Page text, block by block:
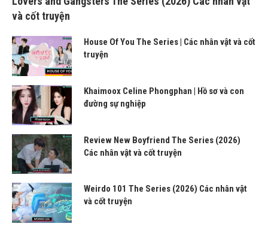
và cốt truyện
House Of You The Series | Các nhân vật và cốt
truyện
Khaimoox Celine Phongphan | Hồ sơ và con
đường sự nghiệp
Review New Boyfriend The Series (2026)
Các nhân vật và cốt truyện
Weirdo 101 The Series (2026) Các nhân vật
và cốt truyện